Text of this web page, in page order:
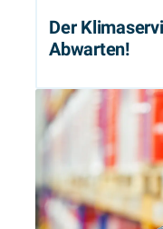
Der
Abwarten!